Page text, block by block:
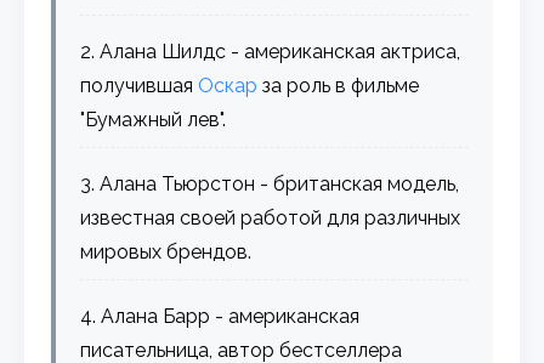
2. Алана Шилдс - американская актриса,
получившая Оскар за роль в фильме
"Бумажный лев".
3. Алана Тьюрстон - британская модель,
известная своей работой для различных
мировых брендов.
4. Алана Барр - американская
писательница, автор бестселлера